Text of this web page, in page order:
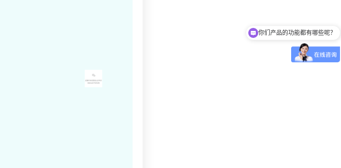
你们产品的功能都有哪些呢？